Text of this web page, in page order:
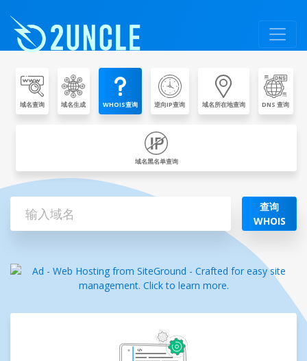
域名查询 域名生成 WHOIS查询 逆向IP查询 域名所在地查询 DNS 查询
域名黑名单查询
查询
WHOIS